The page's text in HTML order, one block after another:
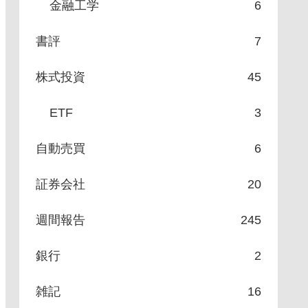
金融工学 6
書評 7
株式投資 45
ETF 3
自動売買 6
証券会社 20
週間報告 245
銀行 2
雑記 16